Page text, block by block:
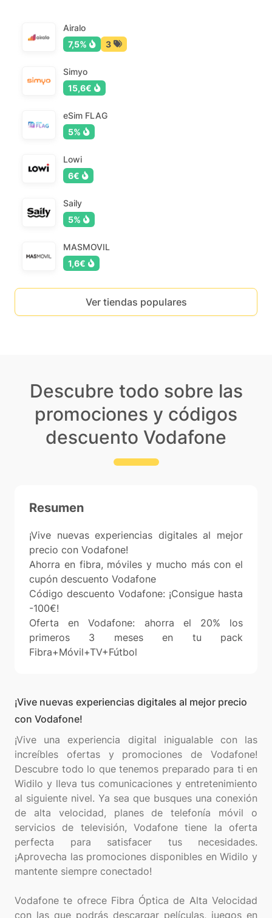
Airalo
7,5%
3
Simyo
15,6€
eSim FLAG
5%
Lowi
6€
Saily
5%
MASMOVIL
1,6€
Ver tiendas populares
Descubre todo sobre las
promociones y códigos
descuento Vodafone
Resumen
¡Vive nuevas experiencias digitales al mejor
precio con Vodafone!
Ahorra en fibra, móviles y mucho más con el
cupón descuento Vodafone
Código descuento Vodafone: ¡Consigue hasta
-100€!
Oferta en Vodafone: ahorra el 20% los
primeros 3 meses en tu pack
Fibra+Móvil+TV+Fútbol
¡Vive nuevas experiencias digitales al mejor precio
con Vodafone!
¡Vive una experiencia digital inigualable con las
increíbles ofertas y promociones de Vodafone!
Descubre todo lo que tenemos preparado para ti en
Widilo y lleva tus comunicaciones y entretenimiento
al siguiente nivel. Ya sea que busques una conexión
de alta velocidad, planes de telefonía móvil o
servicios de televisión, Vodafone tiene la oferta
perfecta para satisfacer tus necesidades.
¡Aprovecha las promociones disponibles en Widilo y
mantente siempre conectado!
Vodafone te ofrece Fibra Óptica de Alta Velocidad
con las que podrás descargar películas, juegos en